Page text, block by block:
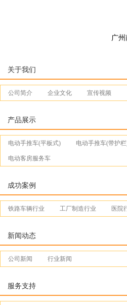
广
关于我们
公司简介 企业文化 宣传视频
产品展示
电动手推车(平板式) 电动手推车(带护
电动客房服务车
成功案例
铁路车辆行业 工厂制造行业 医院
新闻动态
公司新闻 行业新闻
服务支持